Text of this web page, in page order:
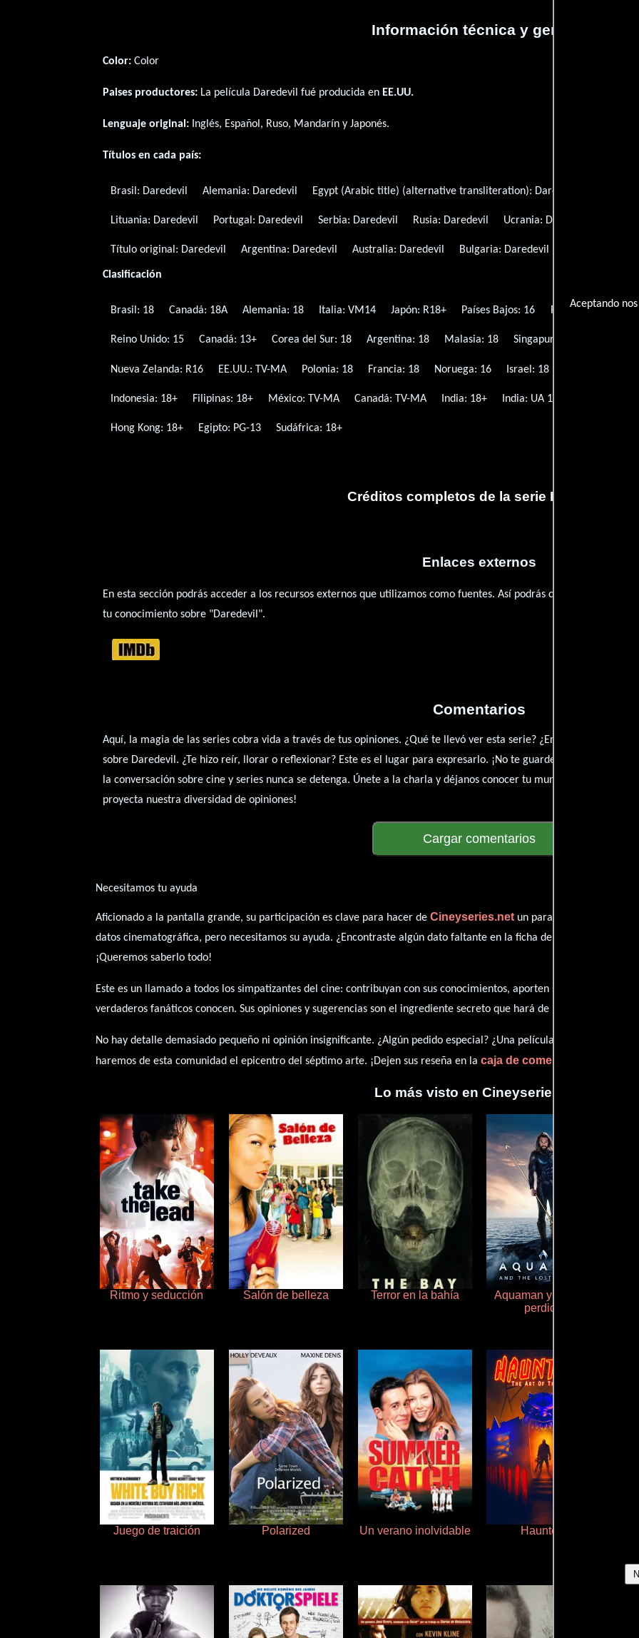
Aceptando
Información técnica y general
Color: Color
Paises productores: La película Daredevil fué producida en EE.UU.
Lenguaje original: Inglés, Español , Ruso, Mandarín yJaponés.
Títulos en cada país:
Brasil: Daredevil Alemania: Daredevil Egypt (Arabic title) (alternative transliteration): Daredevil
Lituania: Daredevil Portugal: Daredevil Serbia: Daredevil Rusia: Daredevil Ucrania: Daredevil
Título original: Daredevil Argentina: Daredevil Australia: Daredevil Bulgaria: Daredevil
Clasificación
Brasil: 18 Canadá: 18A Alemania: 18 Italia: VM14 Japón: R18+ Países Bajos: 16 Reino Unido: 18
Reino Unido: 15 Canadá: 13+ Corea del Sur: 18 Argentina: 18 Malasia: 18 Singapur: M18
Nueva Zelanda: R16 EE.UU.: TV-MA Polonia: 18 Francia: 18 Noruega: 16 Israel: 18
Indonesia: 18+ Filipinas: 18+ México: TV-MA Canadá: TV-MA India: 18+ India: UA 16+
Hong Kong: 18+ Egipto: PG-13 Sudáfrica: 18+
Créditos completos de la serie Daredevil
Enlaces externos
En esta sección podrás acceder a los recursos externos que utilizamos como fuentes. Así podrás chequear toda
tu conocimiento sobre "Daredevil".
Comentarios
Aquí, la magia de las series cobra vida a través de tus opiniones. ¿Qué te llevó ver esta serie? ¿Eres fan de?
sobre Daredevil. ¿Te hizo reír, llorar o reflexionar? Este es el lugar para expresarlo. ¡No te guardes nada!
la conversación sobre cine y series nunca se detenga. Únete a la charla y déjanos conocer tu mundo
proyecta nuestra diversidad de opiniones!
Cargar comentarios
Necesitamos tu ayuda
Aficionado a la pantalla grande, su participación es clave para hacer deCineyseries.netun paraíso cinéfilo
datos cinematográfica, pero necesitamos su ayuda. ¿Encontraste algún dato faltante en la ficha de Daredevil?
¡Queremos saberlo todo!
Este es un llamado a todos los simpatizantes del cine: contribuyan con sus conocimientos, aporten sus
verdaderos fanáticos conocen. Sus opiniones y sugerencias son el ingrediente secreto que hará de nuestra web un
No hay detalle demasiado pequeño ni opinión insignificante. ¿Algún pedido especial? ¿Una película que sueñas con
haremos de esta comunidad el epicentro del séptimo arte. ¡Dejen sus reseña en lacaja de comentarios y juntos
Lo más visto en Cineyseries.net
Ritmo y seducción Salón de belleza Terror en la bahía
Aquaman y el reino
perdido
Juego de traición Polarized Un verano inolvidable Haunters